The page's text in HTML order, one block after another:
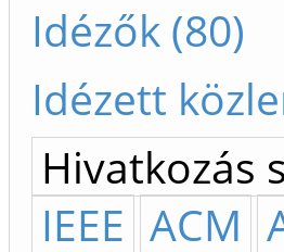
Idézők (80)
Idézett
Hivatkozás
IEEE ACM